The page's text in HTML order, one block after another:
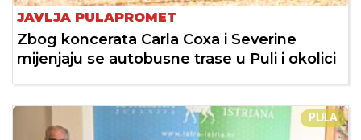
JAVLJA PULAPROMET
Zbog koncerata Carla Coxa i Severine
mijenjaju se autobusne trase u Puli i okolici
PULA